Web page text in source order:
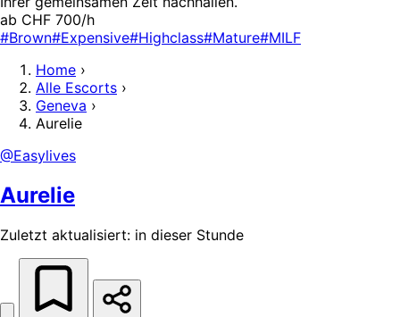
ab CHF 700/h
#Brown#Expensive#Highclass#Mature#MILF
Home ›
Alle Escorts ›
Geneva ›
Aurelie
@Easylives
Aurelie
Zuletzt aktualisiert: in dieser Stunde